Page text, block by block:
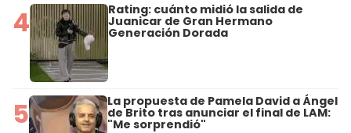
4 Rating: cuánto midió la salida de
Juanicar de Gran Hermano
Generación Dorada
5 La propuesta de Pamela David a Ángel
de Brito tras anunciar el final de LAM:
"Me sorprendió"